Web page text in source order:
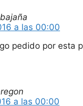
a las 00:00
pedido por esta
a las 00:00